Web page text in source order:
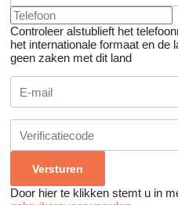
Controleer alstublieft het
het internationale formaat en de
geen zaken met dit land
Door hier te klikken stemt u in